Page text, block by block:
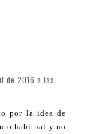
de 2016 a las
por la idea de
habitual y no